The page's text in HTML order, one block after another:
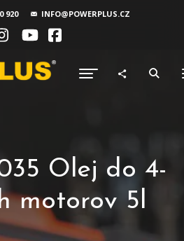
920 INFO@POWERPLUS.CZ
Olej do 4-
motorov 5l